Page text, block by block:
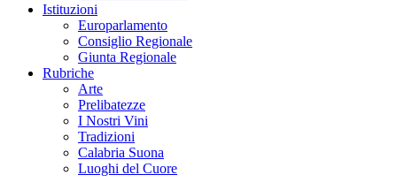
Istituzioni
Europarlamento
Consiglio Regionale
Giunta Regionale
Rubriche
Arte
Prelibatezze
I Nostri Vini
Tradizioni
Calabria Suona
Luoghi del Cuore